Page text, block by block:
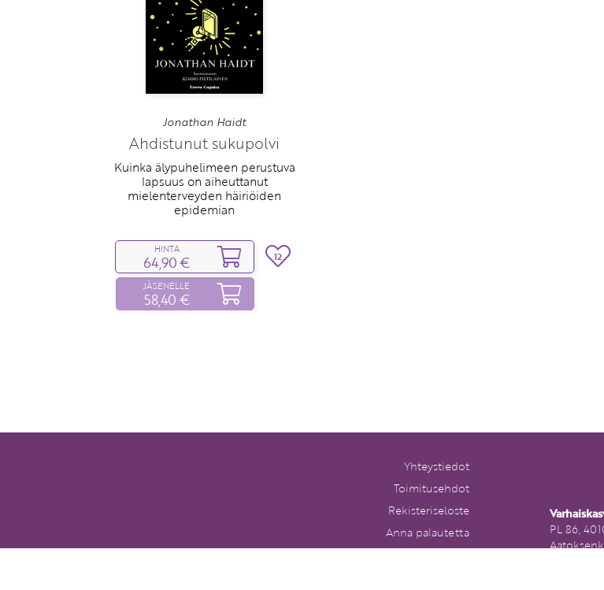
Jonathan Haidt
Ahdistunut sukupolvi
Kuinka älypuhelimeen perustuva
lapsuus on aiheuttanut
mielenterveyden häiriöiden
epidemian
HINTA
64,90 €
JÄSENELLE
58,40 €
12
Yhteystiedot
Toimitusehdot
Rekisteriseloste
Anna palautetta
Tilaa uutiskirje
PL 86,